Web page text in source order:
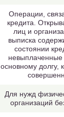
Операции,
кредита.
лиц и
выписка
состоянии
невыплаченные
основному
Для нужд
организаций